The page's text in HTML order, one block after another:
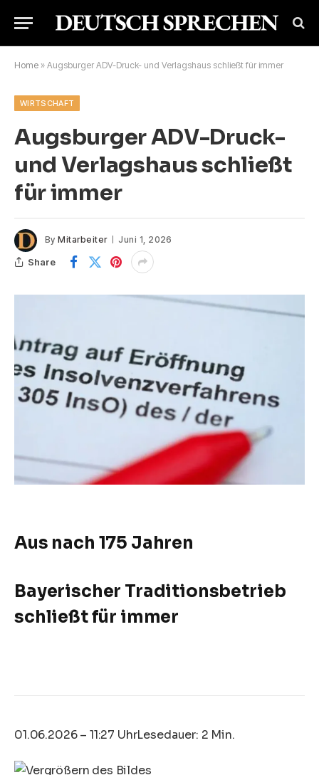
Home » Augsburger ADV-Druck- und Verlagshaus schließt für immer
WIRTSCHAFT
Augsburger ADV-Druck-
und Verlagshaus schließt
für immer
By Mitarbeiter Juni 1, 2026
Share
Aus nach 175 Jahren
Bayerischer Traditionsbetrieb
schließt für immer
01.06.2026 – 11:27 UhrLesedauer: 2 Min.